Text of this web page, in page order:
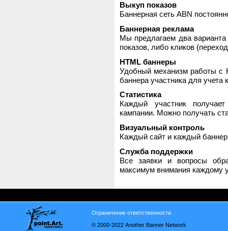
Выкуп показов
Баннерная сеть ABN
Баннерная реклама
Мы предлагаем два
показов, либо кликов
HTML баннеры
Удобный механизм работы с
баннера участника для
Статистика
Каждый участник
кампании. Можно получать
Визуальный контроль
Каждый сайт и каждый
Служба поддержки
Все заявки и вопросы
максимум внимания каждому
Ограничение ответственности
© 2000-2022 Another Banner Network